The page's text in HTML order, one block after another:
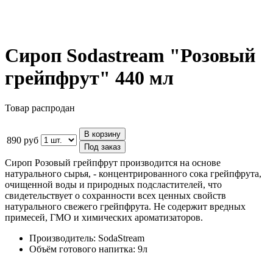
Сироп Sodastream "Розовый
грейпфрут" 440 мл
Товар распродан
890 руб
В корзину
Под заказ
Сироп Розовый грейпфрут производится на основе
натурального сырья, - концентрированного сока грейпфрута,
очищенной воды и природных подсластителей, что
свидетельствует о сохранности всех ценных свойств
натурального свежего грейпфрута. Не содержит вредных
примесей, ГМО и химических ароматизаторов.
Производитель: SodaStream
Объём готового напитка: 9л